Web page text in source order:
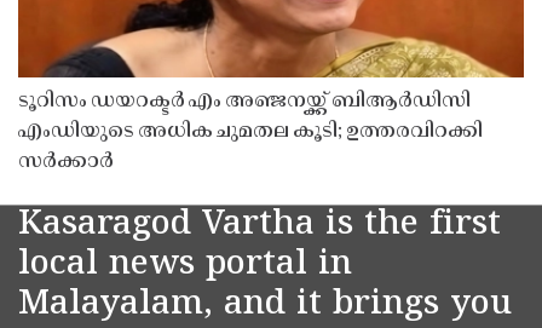
ടൂറിസം ഡയറക്ടർ എം അഞ്ജനയ്ക്ക് ബിആർഡിസി
എംഡിയുടെ അധിക ചുമതല കൂടി; ഉത്തരവിറക്കി
സർക്കാർ
Kasaragod Vartha is the first
local news portal in
Malayalam, and it brings you